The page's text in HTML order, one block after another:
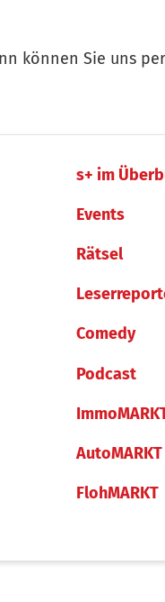
können Sie uns
s+ im
Events
Rätsel
Comedy
Podcast
AutoMARKT
FlohMARKT